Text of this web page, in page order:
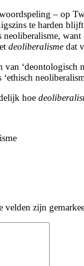
– op
te harden
neoliberalisme, want
deoliberalisme dat
hoe
velden zijn